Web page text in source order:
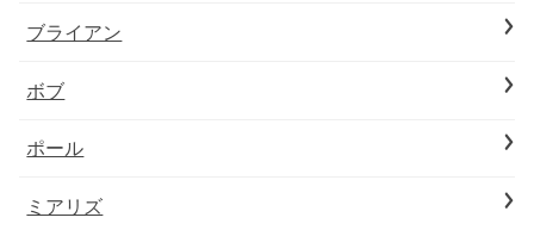
ブライアン
ボブ
ポール
ミアリズ